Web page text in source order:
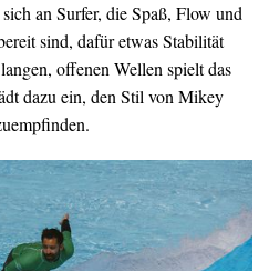
an Surfer, die Spaß, Flow und
sind, dafür etwas Stabilität
offenen Wellen spielt das
dazu ein, den Stil von Mikey